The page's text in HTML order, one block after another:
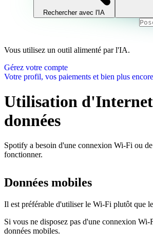
Rechercher avec l'IA
Vous utilisez un outil alimenté par l'IA.
Gérez votre compte
Votre profil, vos paiements et bien plus
Utilisation d'Internet
données
Spotify a besoin d'une connexion Wi-Fi ou
fonctionner.
Données mobiles
Il est préférable d'utiliser le Wi-Fi plutôt que
Si vous ne disposez pas d'une connexion
données mobiles.